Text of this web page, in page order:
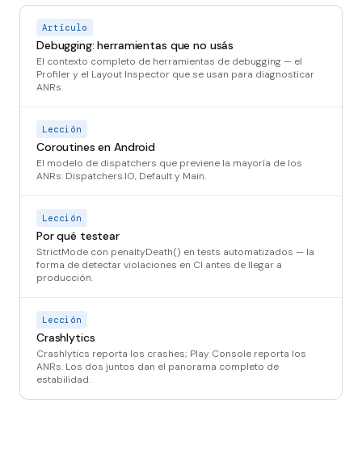
Artículo
Debugging: herramientas que no usás
El contexto completo de herramientas de debugging — el
Profiler y el Layout Inspector que se usan para diagnosticar
ANRs.
Lección
Coroutines en Android
El modelo de dispatchers que previene la mayoría de los
ANRs: Dispatchers.IO, Default y Main.
Lección
Por qué testear
StrictMode con penaltyDeath() en tests automatizados — la
forma de detectar violaciones en CI antes de llegar a
producción.
Lección
Crashlytics
Crashlytics reporta los crashes; Play Console reporta los
ANRs. Los dos juntos dan el panorama completo de
estabilidad.